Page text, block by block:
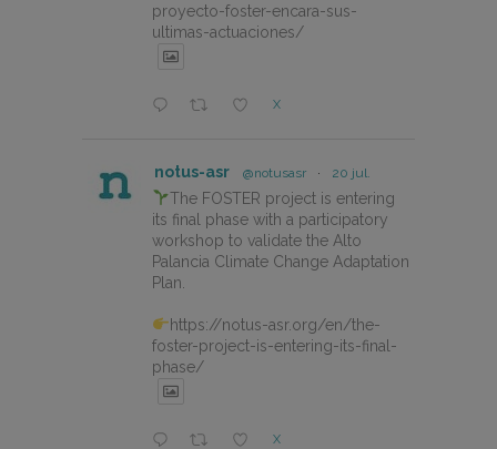
proyecto-foster-encara-sus-
ultimas-actuaciones/
X
notus-asr @notusasr · 20 jul.
The FOSTER project is entering
its final phase with a participatory
workshop to validate the Alto
Palancia Climate Change Adaptation
Plan.
https://notus-asr.org/en/the-
foster-project-is-entering-its-final-
phase/
X